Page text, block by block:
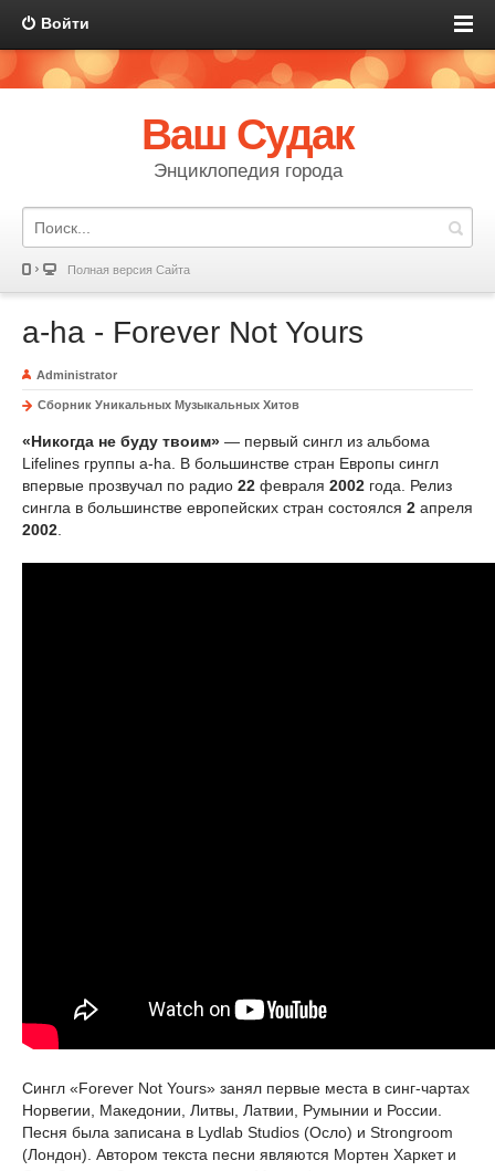
Войти
Ваш Судак
Энциклопедия города
Полная версия Сайта
a-ha - Forever Not Yours
Administrator
Сборник Уникальных Музыкальных Хитов
«Никогда не буду твоим» — первый сингл из альбома
Lifelines группы a-ha. В большинстве стран Европы сингл
впервые прозвучал по радио 22 февраля 2002 года. Релиз
сингла в большинстве европейских стран состоялся 2 апреля
2002
Сингл «Forever Not Yours» занял первые места в синг-чартах
Норвегии, Македонии, Литвы, Латвии, Румынии и России.
Песня была записана в Lydlab Studios (Осло) и Strongroom
(Лондон). Автором текста песни являются Мортен Харкет и